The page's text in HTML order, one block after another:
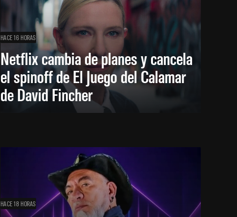
HACE 16 HORAS
Netflix cambia de planes y cancela
el spinoff de El Juego del Calamar
de David Fincher
HACE 18 HORAS